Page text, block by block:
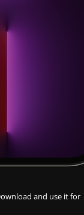
and use it for